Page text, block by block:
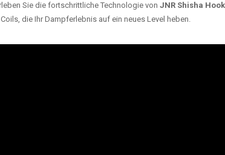
Sie die fortschrittliche Technologie von JNR Shisha
die Ihr Dampferlebnis auf ein neues Level heben.